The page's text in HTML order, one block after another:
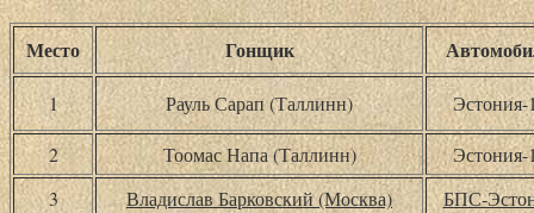
Место Гонщик
1 Рауль Сарап (Таллинн) Эстония-
2 Тоомас Напа (Таллинн)
Эстония-
3
Владислав Барковский (Москва)
БПС-